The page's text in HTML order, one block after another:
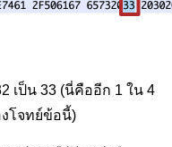
เป็น 33 (นี่คืออีก 1 ใน 4
งโจทย์ข้อนี้)